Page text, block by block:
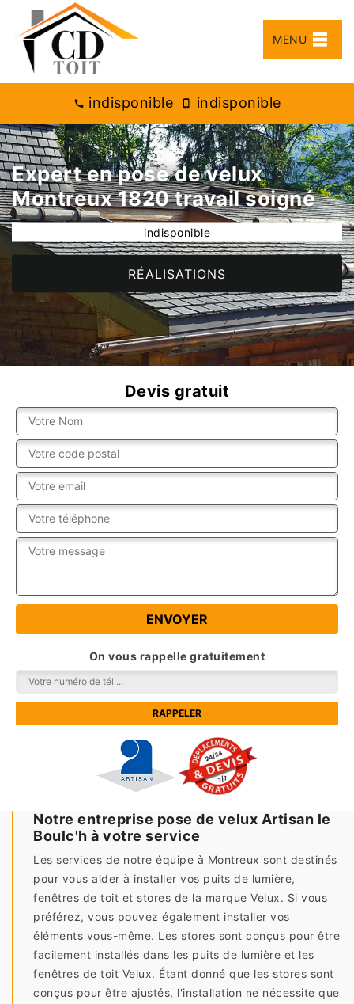
MENU
indisponible indisponible
Expert en pose de velux
Montreux 1820 travail soigné
indisponible
RÉALISATIONS
Devis gratuit
On vous rappelle gratuitement
Notre entreprise pose de velux Artisan le
Boulc'h à votre service
Les services de notre équipe à Montreux sont destinés
pour vous aider à installer vos puits de lumière,
fenêtres de toit et stores de la marque Velux. Si vous
préférez, vous pouvez également installer vos
éléments vous-même. Les stores sont conçus pour être
facilement installés dans les puits de lumière et les
fenêtres de toit Velux. Étant donné que les stores sont
conçus pour être ajustés, l'installation ne nécessite que